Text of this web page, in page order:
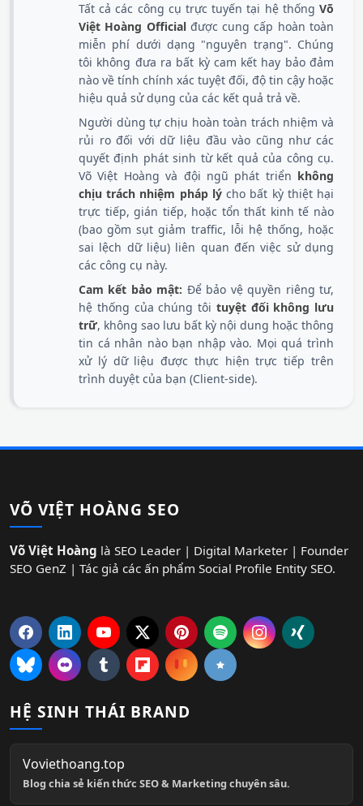
Tất cả các công cụ trực tuyến tại hệ thống Võ
Việt Hoàng Officialđược cung cấp hoàn toàn
miễn phí dưới dạng "nguyên trạng". Chúng
tôi không đưa ra bất kỳ cam kết hay bảo đảm
nào về tính chính xác tuyệt đối, độ tin cậy hoặc
hiệu quả sử dụng của các kết quả trả về.
Người dùng tự chịu hoàn toàn trách nhiệm và
rủi ro đối với dữ liệu đầu vào cũng như các
quyết định phát sinh từ kết quả của công cụ.
Võ Việt Hoàng và đội ngũ phát triển không
chịu trách nhiệm pháp lýcho bất kỳ thiệt hại
trực tiếp, gián tiếp, hoặc tổn thất kinh tế nào
(bao gồm sụt giảm traffic, lỗi hệ thống, hoặc
sai lệch dữ liệu) liên quan đến việc sử dụng
các công cụ này.
Cam kết bảo mật: Để bảo vệ quyền riêng tư,
hệ thống của chúng tôi tuyệt đối không lưu
trữ, không sao lưu bất kỳ nội dung hoặc thông
tin cá nhân nào bạn nhập vào. Mọi quá trình
xử lý dữ liệu được thực hiện trực tiếp trên
trình duyệt của bạn (Client-side).
VÕ VIỆT HOÀNG SEO
Võ Việt Hoàng là SEO Leader | Digital Marketer | Founder
SEO GenZ | Tác giả các ấn phẩm Social Profile Entity SEO.
HỆ SINH THÁI BRAND
Voviethoang.top
Blog chia sẻ kiến thức SEO & Marketing chuyên sâu.